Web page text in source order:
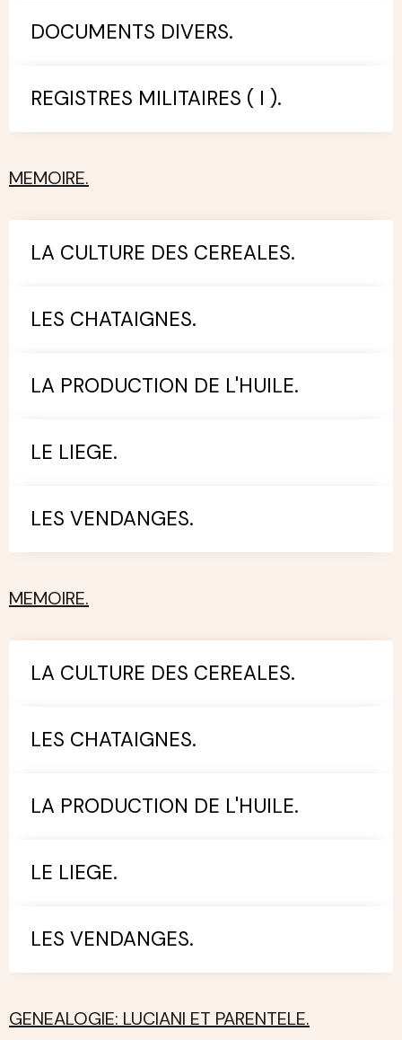
DOCUMENTS DIVERS.
REGISTRES MILITAIRES ( I ).
MEMOIRE.
LA CULTURE DES CEREALES.
LES CHATAIGNES.
LA PRODUCTION DE L'HUILE.
LE LIEGE.
LES VENDANGES.
MEMOIRE.
LA CULTURE DES CEREALES.
LES CHATAIGNES.
LA PRODUCTION DE L'HUILE.
LE LIEGE.
LES VENDANGES.
GENEALOGIE: LUCIANI ET PARENTELE.